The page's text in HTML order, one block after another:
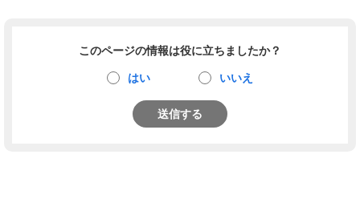
このページの情報は役に立ちましたか？
はい いいえ
送信する